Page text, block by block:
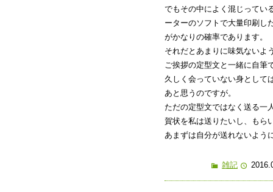
でもその中によく混じってい
ーターのソフトで大量印刷し
がかなりの確率であります。
それだとあまりに味気ないよ
ご挨拶の定型文と一緒に自筆
久しく会っていない身として
あと思うのですが。
ただの定型文ではなく送る一
賀状を私は送りたいし、もら
あまずは自分が送れないよう
雑記